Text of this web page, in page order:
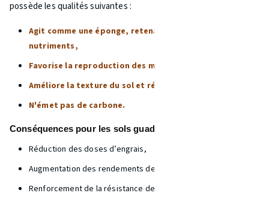
possède les qualités suivantes :
Agit comme une éponge, retenant l’eau et les
nutriments,
Favorise la reproduction des microorganismes,
Améliore la texture du sol et réduit son acidité,
N'émet pas de carbone.
Conséquences pour les sols guadeloupéens seraient :
Réduction des doses d’engrais,
Augmentation des rendements de 25%,
Renforcement de la résistance des plantes,